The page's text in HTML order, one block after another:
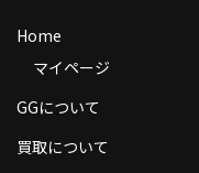
商品の発送
お支払い方法
Home
マイページ
GGについて
買取について